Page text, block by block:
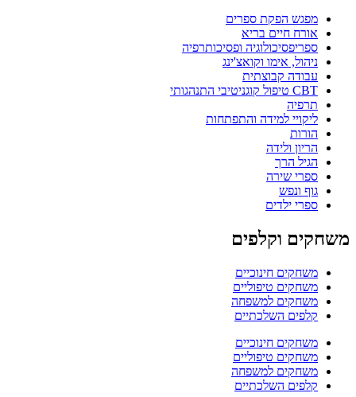
מפגש הפקת ספרים
אורח חיים בריא
ספריפסיכולוגיה ופסיכותרפיה
ניהול, אימו וקואצ'ינג
עבודה קבוצתית
CBT טיפול קוגניטיבי התנהגותי
תרפיה
ליקויי למידה והתפתחות
הורות
הריון ולידה
הגיל הרך
ספרי שירה
גוף ונפש
ספרי ילדים
משחקים וקלפים
משחקים חינוכיים
משחקים טיפוליים
משחקים למשפחה
קלפים השלכתיים
משחקים חינוכיים
משחקים טיפוליים
משחקים למשפחה
קלפים השלכתיים